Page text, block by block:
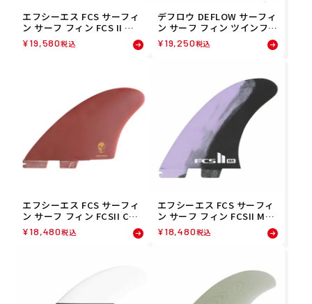
エフシーエス FCS サーフィ
ン サーフ フィン FCS II フ
ィリッペトレド パフォーマ
ンスコア エアコア スラスタ
¥19,580税込
デフロウ DEFLOW サーフィ
ン サーフ フィン ツインフィ
ン DEADKOOKS DEADKOO
KS UTOPIA TWIN 8436599
¥19,250税込
エフシーエス FCS サーフィ
ン サーフ フィン FCSII CHR
ISTENSON PG KEEL FIN RE
D FCHR-PG03-XL-SSR
¥18,480税込
エフシーエス FCS サーフィ
ン サーフ フィン FCSII MR
(マークリチャーズ)PC LAV
ENDER/BLK TRI XL FMRX-
¥18,480税込